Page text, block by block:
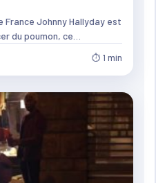
France Johnny Hallyday est
du poumon, ce…
⏱ 1 min